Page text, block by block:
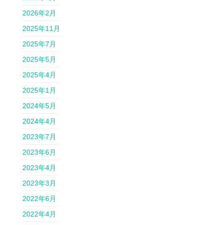
2026年2月
2025年11月
2025年7月
2025年5月
2025年4月
2025年1月
2024年5月
2024年4月
2023年7月
2023年6月
2023年4月
2023年3月
2022年6月
2022年4月